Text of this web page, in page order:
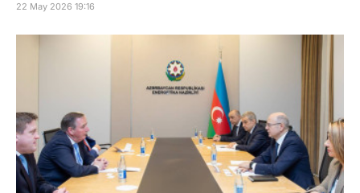
22 May 2026 19:16